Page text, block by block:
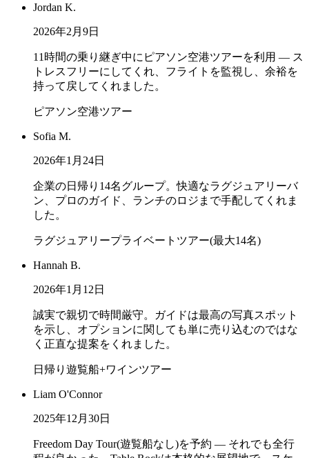
Jordan K.
2026年2月9日
11時間の乗り継ぎ中にピアソン空港ツアーを利用 — ス
トレスフリーにしてくれ、フライトを監視し、余裕を
持って戻してくれました。
ピアソン空港ツアー
Sofia M.
2026年1月24日
企業の日帰り14名グループ。快適なラグジュアリーバ
ン、プロのガイド、ランチのロジまで手配してくれま
した。
ラグジュアリープライベートツアー(最大14名)
Hannah B.
2026年1月12日
誠実で親切で時間厳守。ガイドは最高の写真スポット
を示し、オプションに関しても単に売り込むのではな
く正直な提案をくれました。
日帰り遊覧船+ワインツアー
Liam O'Connor
2025年12月30日
Freedom Day Tour(遊覧船なし)を予約 — それでも全行